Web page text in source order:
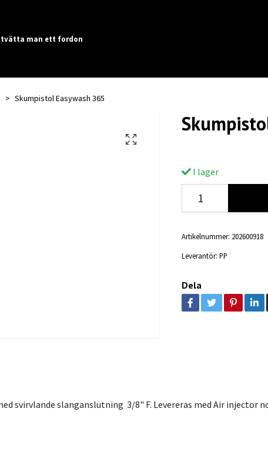
tvätta man ett fordon
Skumpistol Easywash 365
I lager
Artikelnummer: 202600918
Leverantör: PP
Dela
svirvlande slanganslutning 3/8" F. Levereras med Air injector